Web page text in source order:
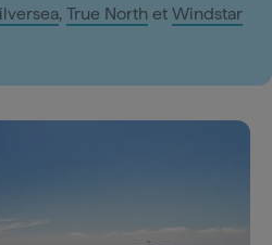
, True North et Windstar